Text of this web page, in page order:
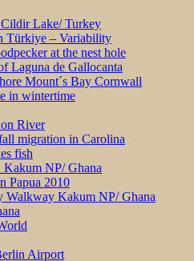
Lake/ Turkey
Türkiye – Variability
at the nest hole
Laguna de Gallocanta
Mount´s Bay Cornwall
in wintertime
River
migration in Carolina
fish
Kakum NP/ Ghana
Papua 2010
Walkway Kakum NP/ Ghana
Airport